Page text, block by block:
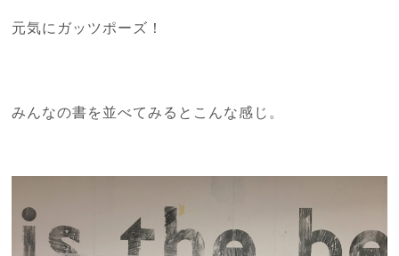
元気にガッツポーズ！
みんなの書を並べてみるとこんな感じ。